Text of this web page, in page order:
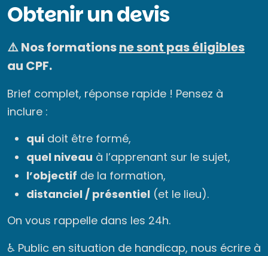
Obtenir un devis
⚠️ Nos formationsne sont pas éligibles
au CPF.
Brief complet, réponse rapide ! Pensez à
inclure :
qui doit être formé,
quel niveau à l’apprenant sur le sujet,
l’objectif de la formation,
distanciel / présentiel (et le lieu).
On vous rappelle dans les 24h.
♿ Public en situation de handicap, nous écrire à